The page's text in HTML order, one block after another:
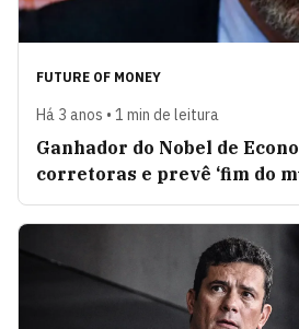
FUTURE OF MONEY
Há 3 anos • 1 min de leitura
Ganhador do Nobel de
corretoras e prevê ‘fim do